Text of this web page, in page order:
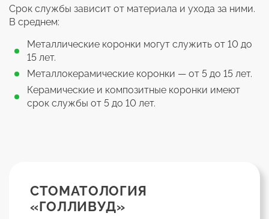
Срок службы зависит от материала и ухода за ними.
В среднем:
Металлические коронки могут служить от 10 до
15 лет.
Металлокерамические коронки — от 5 до 15 лет.
Керамические и композитные коронки имеют
срок службы от 5 до 10 лет.
СТОМАТОЛОГИЯ
«ГОЛЛИВУД»